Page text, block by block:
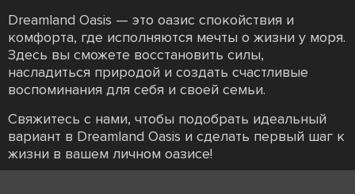
Dreamland Oasis — это оазис спокойствия и
комфорта, где исполняются мечты о жизни у моря.
Здесь вы сможете восстановить силы,
насладиться природой и создать счастливые
воспоминания для себя и своей семьи.
Свяжитесь с нами, чтобы подобрать идеальный
вариант в Dreamland Oasis и сделать первый шаг к
жизни в вашем личном оазисе!